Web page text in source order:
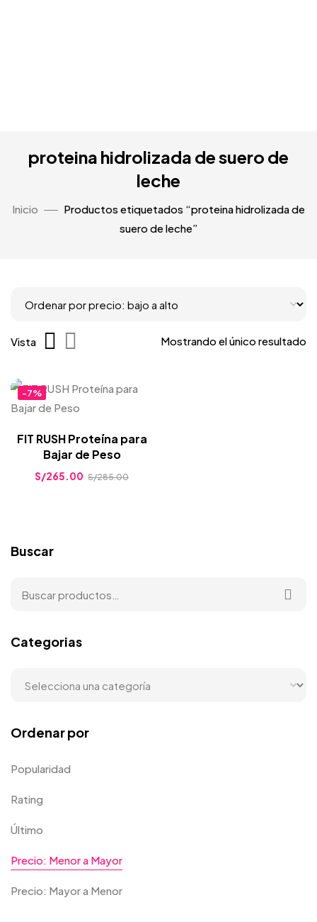
proteina hidrolizada de suero de
leche
Inicio
Productos etiquetados “proteina hidrolizada de
suero de leche”
Mostrando el único resultado
Vista
-7%
FIT RUSH Proteína para
Bajar de Peso
S/265.00 S/285.00
Buscar
Categorias
Ordenar por
Popularidad
Rating
Último
Precio: Menor a Mayor
Precio: Mayor a Menor